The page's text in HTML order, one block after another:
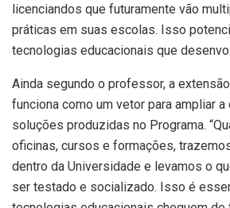
licenciandos que futuramente vão
práticas em suas escolas. Isso
tecnologias educacionais que
Ainda segundo o professor, a
funciona como um vetor para ampliar a
soluções produzidas no Programa.
oficinas, cursos e formações,
dentro da Universidade e levamos o
ser testado e socializado. Isso é